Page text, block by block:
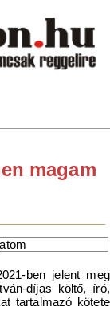
magam
ben jelent meg
díjas költő, író,
tartalmazó kötete